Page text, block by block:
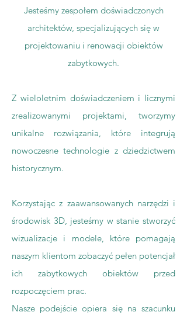
Jesteśmy zespołem doświadczonych
architektów, specjalizujących się w
projektowaniu i renowacji obiektów
zabytkowych.
Z wieloletnim doświadczeniem i licznymi
zrealizowanymi projektami, tworzymy
unikalne rozwiązania, które integrują
nowoczesne technologie z dziedzictwem
historycznym.
Korzystając z zaawansowanych narzędzi i
środowisk 3D, jesteśmy w stanie stworzyć
wizualizacje i modele, które pomagają
naszym klientom zobaczyć pełen potencjał
ich zabytkowych obiektów przed
rozpoczęciem prac.
Nasze podejście opiera się na szacunku